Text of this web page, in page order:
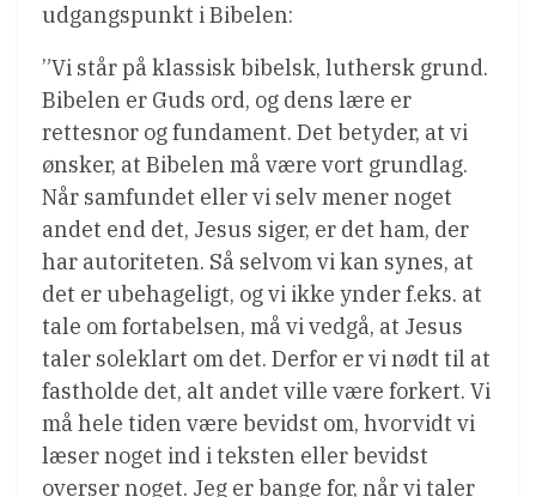
udgangspunkt i Bibelen:
”Vi står på klassisk bibelsk, luthersk grund.
Bibelen er Guds ord, og dens lære er
rettesnor og fundament. Det betyder, at vi
ønsker, at Bibelen må være vort grundlag.
Når samfundet eller vi selv mener noget
andet end det, Jesus siger, er det ham, der
har autoriteten. Så selvom vi kan synes, at
det er ubehageligt, og vi ikke ynder f.eks. at
tale om fortabelsen, må vi vedgå, at Jesus
taler soleklart om det. Derfor er vi nødt til at
fastholde det, alt andet ville være forkert. Vi
må hele tiden være bevidst om, hvorvidt vi
læser noget ind i teksten eller bevidst
overser noget. Jeg er bange for, når vi taler